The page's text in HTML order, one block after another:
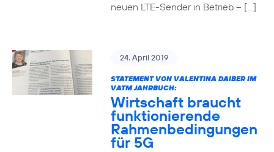
neuen LTE-Sender in Betrieb – […]
24. April 2019
STATEMENT VON VALENTINA DAIBER IM
VATM JAHRBUCH:
Wirtschaft braucht
funktionierende
Rahmenbedingungen
für 5G